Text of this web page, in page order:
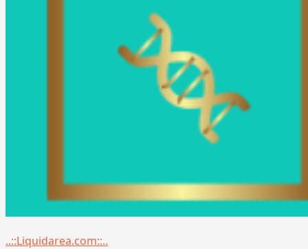
Menu
..::Liquidarea.com::..